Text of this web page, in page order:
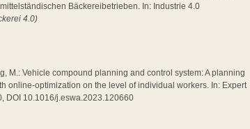
Bäckereibetrieben. In: Industrie 4.0
4.0)
M.: Vehicle compound planning and control system: A planning
online-optimization on the level of individual workers. In: Expert
DOI 10.1016/j.eswa.2023.120660